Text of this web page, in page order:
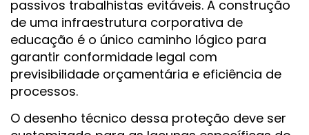
passivos trabalhistas evitáveis. A construção
de uma infraestrutura corporativa de
educação é o único caminho lógico para
garantir conformidade legal com
previsibilidade orçamentária e eficiência de
processos.
O desenho técnico dessa proteção deve ser